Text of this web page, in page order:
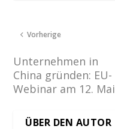
Vorherige
Unternehmen in
China gründen: EU-
Webinar am 12. Mai
ÜBER DEN AUTOR